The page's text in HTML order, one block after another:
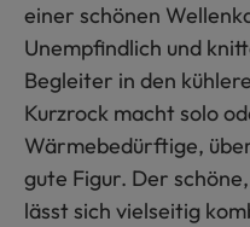
einer schönen
Unempfindlich und
Begleiter in den
Kurzrock macht solo
Wärmebedürftige,
gute Figur. Der
lässt sich vielseitig